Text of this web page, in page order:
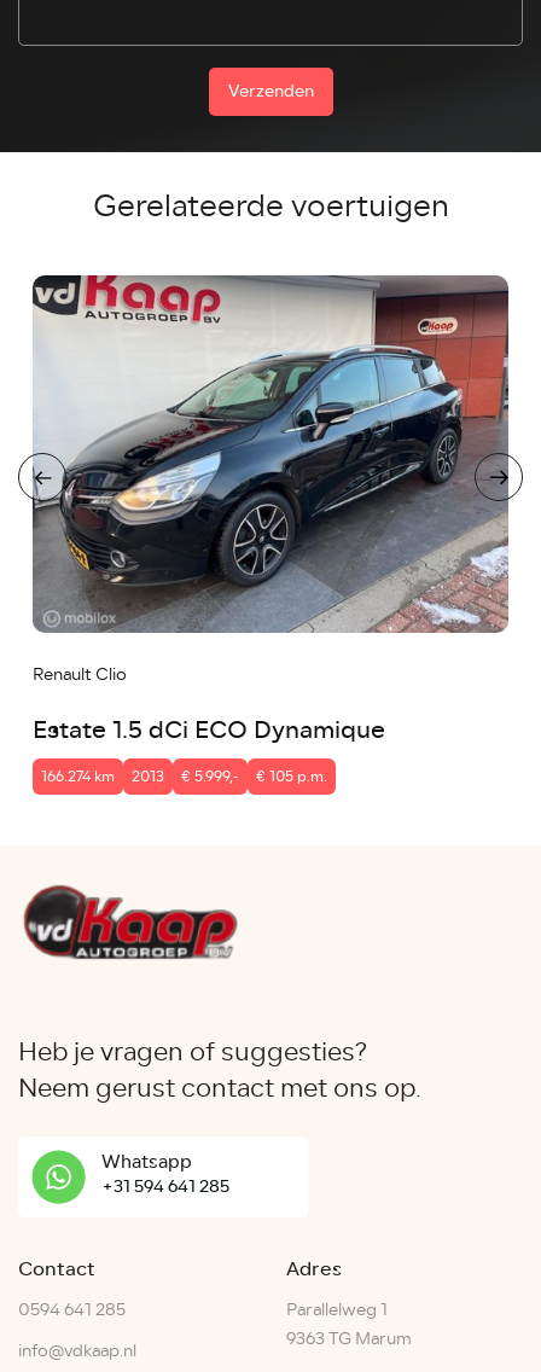
Verzenden
Gerelateerde voertuigen
Renault Clio
Estate 1.5 dCi ECO Dynamique
166.274 km 2013 € 5.999,- € 105 p.m.
Heb je vragen of suggesties?
Neem gerust contact met ons op.
Whatsapp
+31 594 641 285
Contact
0594 641 285
info@vdkaap.nl
Adres
Parallelweg 1
9363 TG Marum